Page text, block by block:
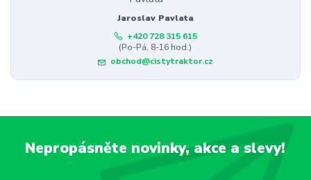
Jaroslav Pavlata
+420 728 315 615
(Po-Pá, 8-16 hod.)
obchod@cistytraktor.cz
Nepropásněte novinky, akce a slevy!